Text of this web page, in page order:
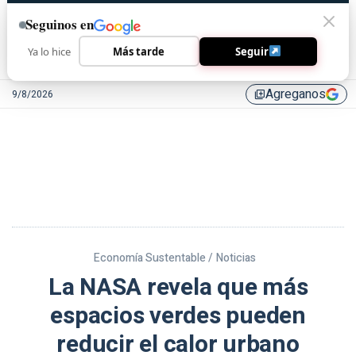
9/8/2026 library_addAgreganos
Economía Sustentable / Noticias
La NASA revela que más
espacios verdes pueden
reducir el calor urbano
Seguinos en
Ya lo hice Más tarde Seguir